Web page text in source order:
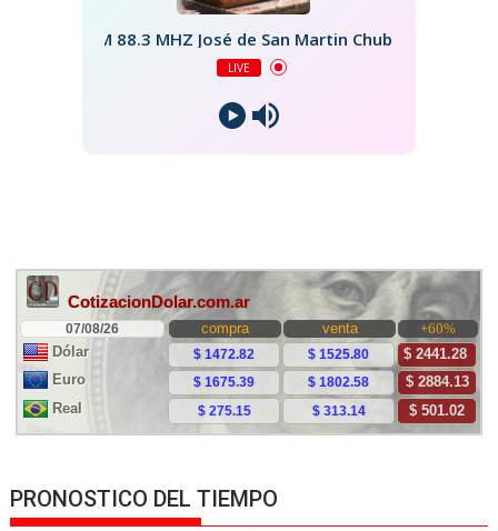
FM 88.3 MHZ José de San Martin Chubut
LIVE
PRONOSTICO DEL TIEMPO